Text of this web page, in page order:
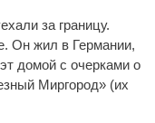
за границу.
Он жил в Германии,
домой с очерками о
Миргород» (их